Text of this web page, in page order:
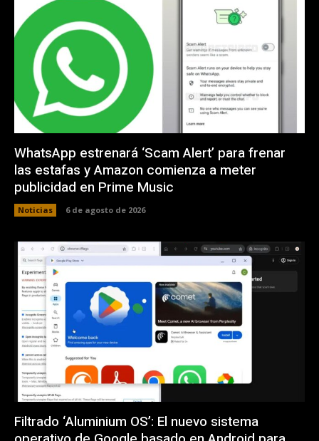
WhatsApp estrenará ‘Scam Alert’ para frenar
las estafas y Amazon comienza a meter
publicidad en Prime Music
Noticias 6 de agosto de 2026
Filtrado ‘Aluminium OS’: El nuevo sistema